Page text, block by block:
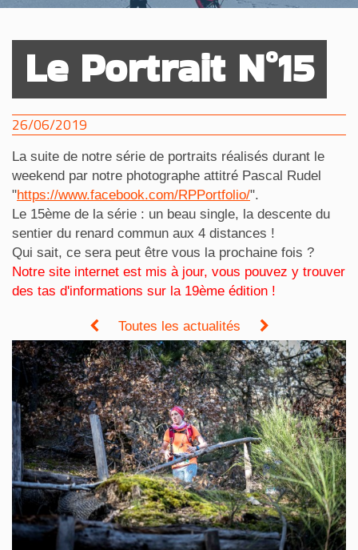
Le Portrait N°15
26/06/2019
La suite de notre série de portraits réalisés durant le
weekend par notre photographe attitré Pascal Rudel
"https://www.facebook.com/RPPortfolio/".
Le 15ème de la série : un beau single, la descente du
sentier du renard commun aux 4 distances !
Qui sait, ce sera peut être vous la prochaine fois ?
Notre site internet est mis à jour, vous pouvez y trouver
des tas d'informations sur la 19ème édition !
Toutes les actualités